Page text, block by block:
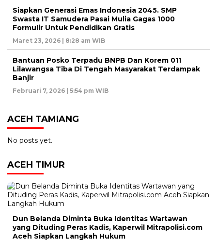
Siapkan Generasi Emas Indonesia 2045. SMP
Swasta IT Samudera Pasai Mulia Gagas 1000
Formulir Untuk Pendidikan Gratis
Maret 23, 2026 | 8:28 am WIB
Bantuan Posko Terpadu BNPB Dan Korem 011
Lilawangsa Tiba Di Tengah Masyarakat Terdampak
Banjir
Februari 7, 2026 | 5:54 pm WIB
ACEH TAMIANG
No posts yet.
ACEH TIMUR
Dun Belanda Diminta Buka Identitas Wartawan
yang Dituding Peras Kadis, Kaperwil Mitrapolisi.com
Aceh Siapkan Langkah Hukum